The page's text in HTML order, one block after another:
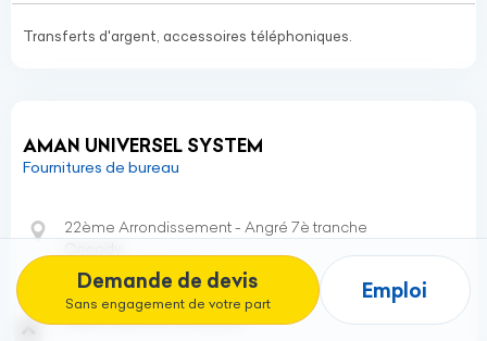
Demande de devis
Sans engagement de votre part
Emploi
Transferts d'argent, accessoires téléphoniques.
AMAN UNIVERSEL SYSTEM
Fournitures de bureau
22ème Arrondissement - Angré 7è tranche
Abidjan - Côte d’Ivoire
Gsm:(+225) 07 77 81 00 38